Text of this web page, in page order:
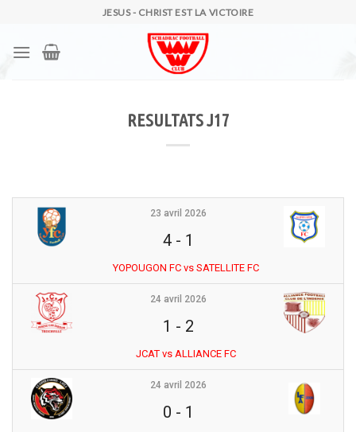
content
JESUS - CHRIST EST LA VICTOIRE
RESULTATS J17
23 avril 2026
4- 1
YOPOUGON FC vs SATELLITE FC
24 avril 2026
1 - 2
JCAT vs ALLIANCE FC
24 avril 2026
0 - 1